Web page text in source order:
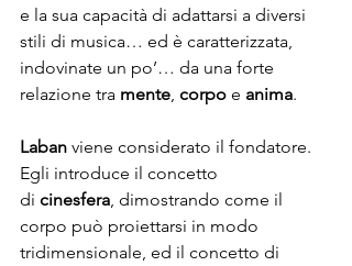
e la sua capacità di adattarsi a diversi
stili di musica… ed è caratterizzata,
indovinate un po’… da una forte
relazione tra mente corpo e anima.
Laban viene considerato il fondatore.
Egli introduce il concetto
di cinesfera , dimostrando come il
corpo può proiettarsi in modo
tridimensionale, ed il concetto di